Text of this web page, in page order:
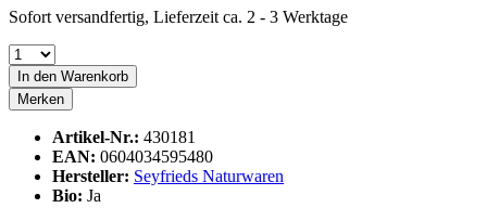
Sofort versandfertig, Lieferzeit ca. 2 - 3 Werktage
In den Warenkorb
Merken
Artikel-Nr.: 430181
EAN: 0604034595480
Hersteller: Seyfrieds Naturwaren
Bio: Ja